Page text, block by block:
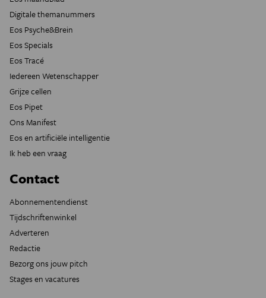
Digitale themanummers
Eos Psyche&Brein
Eos Specials
Eos Tracé
Iedereen Wetenschapper
Grijze cellen
Eos Pipet
Ons Manifest
Eos en artificiële intelligentie
Ik heb een vraag
Contact
Abonnementendienst
Tijdschriftenwinkel
Adverteren
Redactie
Bezorg ons jouw pitch
Stages en vacatures